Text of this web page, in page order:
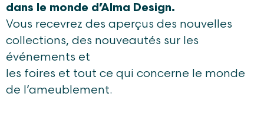
dans le monde d’Alma Design.
Vous recevrez des aperçus des nouvelles
collections, des nouveautés sur les
événements et
les foires et tout ce qui concerne le monde
de l’ameublement.